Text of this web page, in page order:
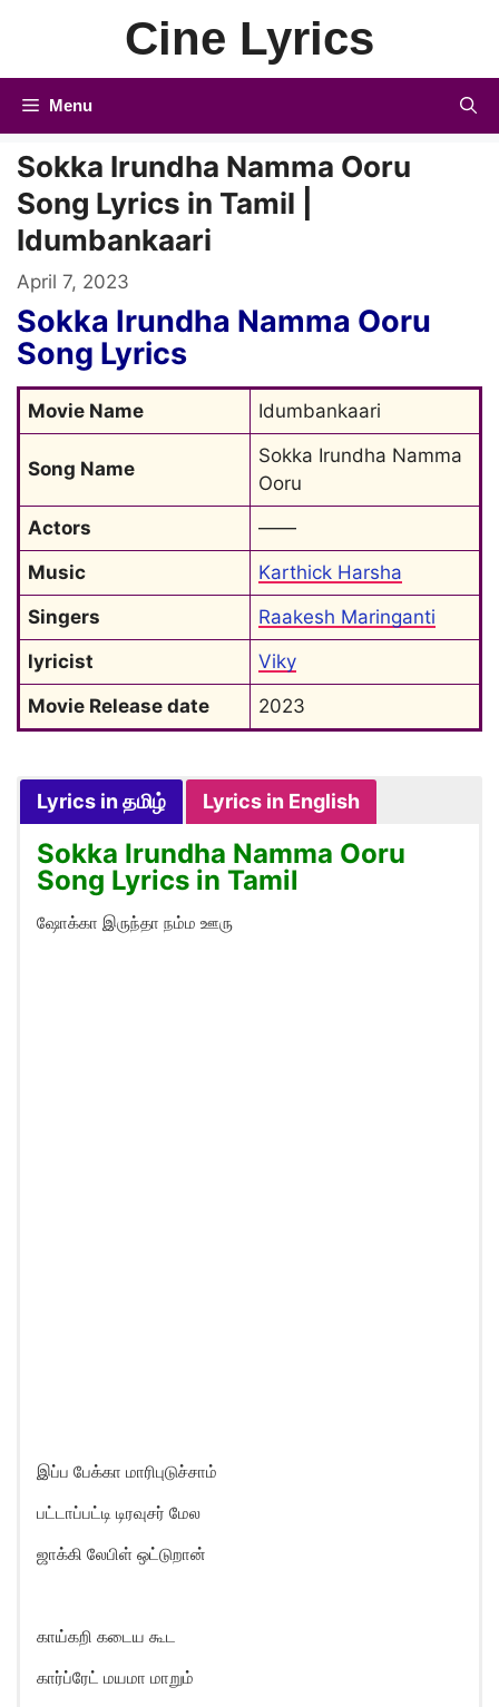
Cine Lyrics
Menu
Sokka Irundha Namma Ooru
Song Lyrics in Tamil |
Idumbankaari
April 7, 2023
Sokka Irundha Namma Ooru
Song Lyrics
Movie Name Idumbankaari
Song Name
Sokka Irundha Namma
Ooru
Actors
——
Music
Karthick Harsha
Singers
Raakesh Maringanti
lyricist
Viky
Movie Release date
2023
Lyrics in தமிழ் Lyrics in English
Sokka Irundha Namma Ooru
Song Lyrics in Tamil
ஷோக்கா இருந்தா நம்ம ஊரு
இப்ப பேக்கா மாரிபுடுச்சாம்
பட்டாப்பட்டி டிரவுசர் மேல
ஜாக்கி லேபிள் ஒட்டுறான்
காய்கறி கடைய கூட
கார்ப்ரேட் மயமா மாறும்